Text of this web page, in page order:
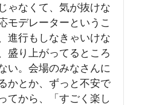
ゃなくて、気が抜けな
モデレーターというこ
進行もしなきゃいけな
盛り上がってるところ
い。会場のみなさんに
かとか、ずっと不安で
てから、「すごく楽し